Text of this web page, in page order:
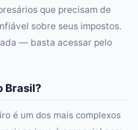
que precisam de
sobre seus impostos.
— basta acessar pelo
Brasil?
é um dos mais complexos